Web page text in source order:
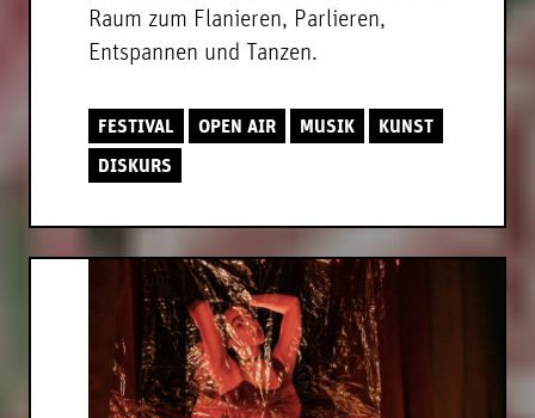
Raum zum Flanieren, Parlieren,
Entspannen und Tanzen.
FESTIVAL OPEN AIR MUSIK
KUNST
DISKURS